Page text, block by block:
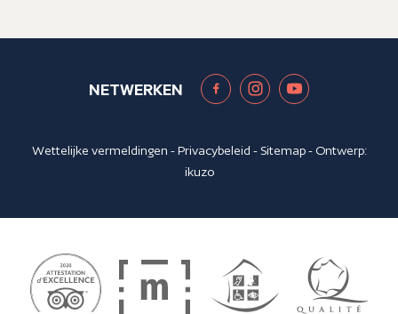
NETWERKEN
Wettelijke vermeldingen -Privacybeleid - Sitemap- Ontwerp:
ikuzo